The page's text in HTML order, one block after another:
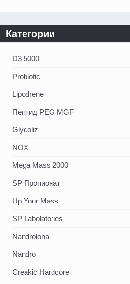
Категории
D3 5000
Probiotic
Lipodrene
Пептид PEG MGF
Glycoliz
NOX
Mega Mass 2000
SP Пропионат
Up Your Mass
SP Labolatories
Nandrolona
Nandro
Creakic Hardcore